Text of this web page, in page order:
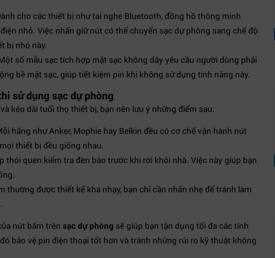
cho các thiết bị như tai nghe Bluetooth, đồng hồ thông minh
nhỏ. Việc nhấn giữ nút có thể chuyển sạc dự phòng sang chế độ
bị nhỏ này.
số mẫu sạc tích hợp mặt sạc không dây yêu cầu người dùng phải
bề mặt sạc, giúp tiết kiệm pin khi không sử dụng tính năng này.
sử dụng sạc dự phòng
kéo dài tuổi thọ thiết bị, bạn nên lưu ý những điểm sau:
hãng như Anker, Mophie hay Belkin đều có cơ chế vận hành nút
thiết bị đều giống nhau.
thói quen kiểm tra đèn báo trước khi rời khỏi nhà. Việc này giúp bạn
thường được thiết kế khá nhạy, bạn chỉ cần nhấn nhẹ để tránh làm
nút bấm trên sạc dự phòng sẽ giúp bạn tận dụng tối đa các tính
bảo vệ pin điện thoại tốt hơn và tránh những rủi ro kỹ thuật không